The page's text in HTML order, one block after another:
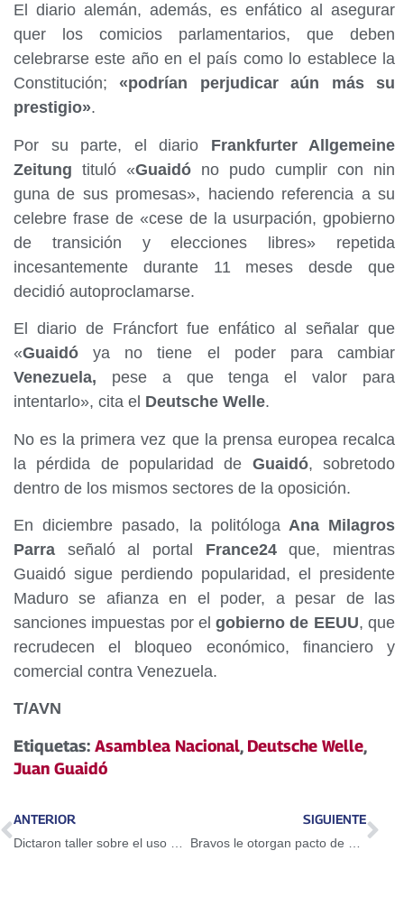
El diario alemán, además, es enfático al asegurar
quer los comicios parlamentarios, que deben
celebrarse este año en el país como lo establece la
Constitución; «podrían perjudicar aún más su
prestigio».
Por su parte, el diario Frankfurter Allgemeine
Zeitung tituló «Guaidó no pudo cumplir con nin
guna de sus promesas», haciendo referencia a su
celebre frase de «cese de la usurpación, gpobierno
de transición y elecciones libres» repetida
incesantemente durante 11 meses desde que
decidió autoproclamarse.
El diario de Fráncfort fue enfático al señalar que
«Guaidó ya no tiene el poder para cambiar
Venezuela, pese a que tenga el valor para
intentarlo», cita el Deutsche Welle.
No es la primera vez que la prensa europea recalca
la pérdida de popularidad de Guaidó, sobretodo
dentro de los mismos sectores de la oposición.
En diciembre pasado, la politólogaAna Milagros
Parra señaló al portal France24que, mientras
Guaidó sigue perdiendo popularidad, el presidente
Maduro se afianza en el poder, a pesar de las
sanciones impuestas por elgobierno de EEUU, que
recrudecen el bloqueo económico, financiero y
comercial contra Venezuela.
T/AVN
Etiquetas: Asamblea Nacional, Deutsche Welle,
Juan Guaidó
ANTERIOR SIGUIENTE